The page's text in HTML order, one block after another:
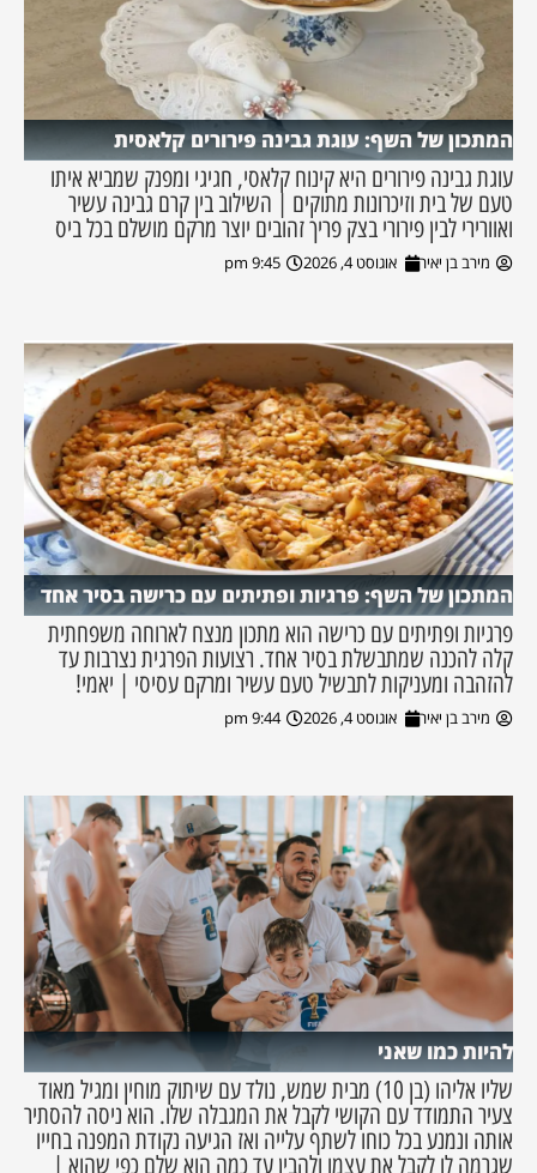
המתכון של השף: עוגת גבינה פירורים קלאסית
עוגת גבינה פירורים היא קינוח קלאסי, חגיגי ומפנק שמביא איתו
טעם של בית וזיכרונות מתוקים | השילוב בין קרם גבינה עשיר
ואוורירי לבין פירורי בצק פריך זהובים יוצר מרקם מושלם בכל ביס
מירב בן יאיר אוגוסט 4, 2026 9:45 pm
המתכון של השף: פרגיות ופתיתים עם כרישה בסיר אחד
פרגיות ופתיתים עם כרישה הוא מתכון מנצח לארוחה משפחתית
קלה להכנה שמתבשלת בסיר אחד. רצועות הפרגית נצרבות עד
להזהבה ומעניקות לתבשיל טעם עשיר ומרקם עסיסי | יאמי!
מירב בן יאיר אוגוסט 4, 2026 9:44 pm
להיות כמו שאני
שליו אליהו (בן 10) מבית שמש, נולד עם שיתוק מוחין ומגיל מאוד
צעיר התמודד עם הקושי לקבל את המגבלה שלו. הוא ניסה להסתיר
אותה ונמנע בכל כוחו לשתף עלייה ואז הגיעה נקודת המפנה בחייו
שגרמה לו לקבל את עצמו ולהבין עד כמה הוא שלם כפי שהוא |